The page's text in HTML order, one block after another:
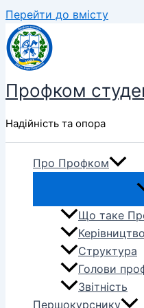
Перейти до вмісту
Профком
Надійність та опора
Про Профком
Що таке
Керівництво
Структура
Голови
Звітність
Першокурснику